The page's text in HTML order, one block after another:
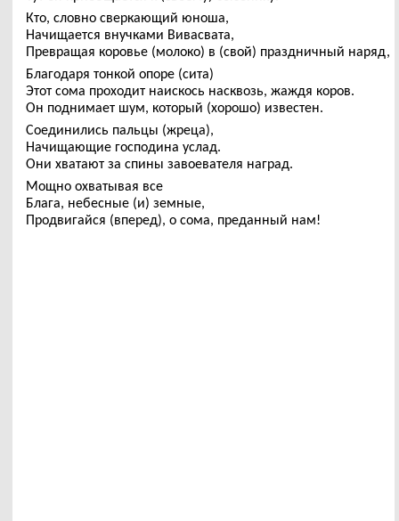
Кто, словно сверкающий юноша,
Начищается внучками Вивасвата,
Превращая коровье (молоко) в (свой) праздничный наряд,
Благодаря тонкой опоре (сита)
Этот сома проходит наискось насквозь, жаждя коров.
Он поднимает шум, который (хорошо) известен.
Соединились пальцы (жреца),
Начищающие господина услад.
Они хватают за спины завоевателя наград.
Мощно охватывая все
Блага, небесные (и) земные,
Продвигайся (вперед), о сома, преданный нам!